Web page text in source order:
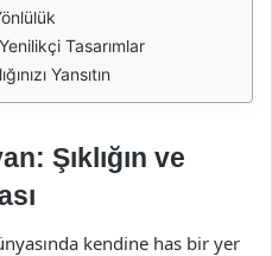
Tasarımlar
Yansıtın
Şıklığın ve
kendine has bir yer